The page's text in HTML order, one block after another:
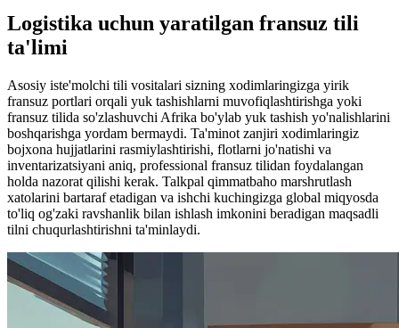
Logistika uchun yaratilgan fransuz tili
ta'limi
Asosiy iste'molchi tili vositalari sizning xodimlaringizga yirik
fransuz portlari orqali yuk tashishlarni muvofiqlashtirishga yoki
fransuz tilida so'zlashuvchi Afrika bo'ylab yuk tashish yo'nalishlarini
boshqarishga yordam bermaydi. Ta'minot zanjiri xodimlaringiz
bojxona hujjatlarini rasmiylashtirishi, flotlarni jo'natishi va
inventarizatsiyani aniq, professional fransuz tilidan foydalangan
holda nazorat qilishi kerak. Talkpal qimmatbaho marshrutlash
xatolarini bartaraf etadigan va ishchi kuchingizga global miqyosda
to'liq og'zaki ravshanlik bilan ishlash imkonini beradigan maqsadli
tilni chuqurlashtirishni ta'minlaydi.